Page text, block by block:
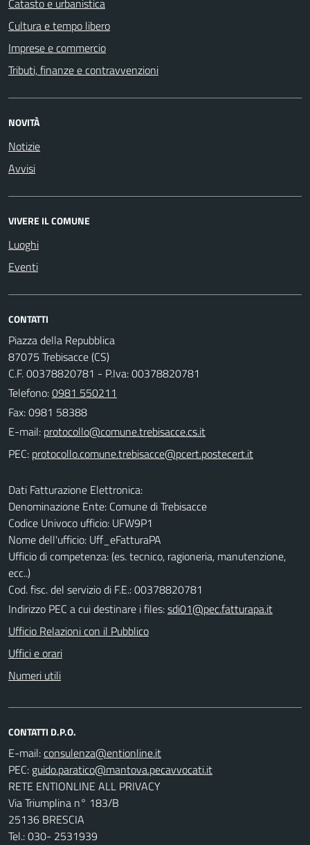
Cultura e tempo libero
Imprese e commercio
Tributi, finanze e contravvenzioni
NOVITÀ
Notizie
Avvisi
VIVERE IL COMUNE
Luoghi
Eventi
CONTATTI
Piazza della Repubblica
87075 Trebisacce (CS)
C.F. 00378820781 - P.Iva: 00378820781
Telefono:0981 550211
Fax: 0981 58388
E-mail:
PEC:
Dati Fatturazione Elettronica:
Denominazione Ente: Comune di Trebisacce
Codice Univoco ufficio: UFW9P1
Nome dell'ufficio: Uff_eFatturaPA
Ufficio di competenza: (es. tecnico, ragioneria, manutenzione,
ecc..)
Cod. fisc. del servizio di F.E.: 00378820781
Indirizzo PEC a cui destinare i files:sdi01@pec.fatturapa.it
Ufficio Relazioni con il Pubblico
Uffici e orari
Numeri utili
CONTATTI D.P.O.
E-mail:
PEC:
RETE ENTIONLINE ALL PRIVACY
Via Triumplina n° 183/B
25136 BRESCIA
Tel.: 030- 2531939